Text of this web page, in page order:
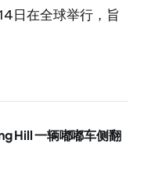
日在全球举行，旨
Hill 一辆嘟嘟车侧翻